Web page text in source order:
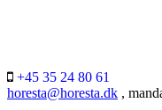
+45 35 24 80 61
horesta@horesta.dk ,